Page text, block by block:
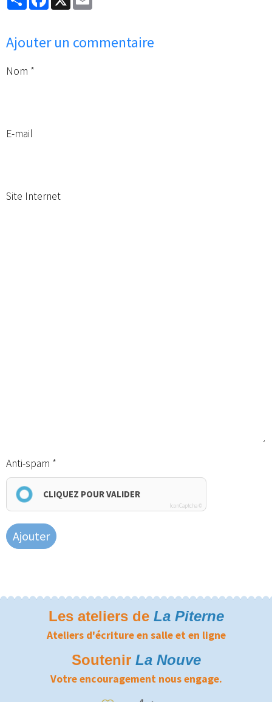
Ajouter un commentaire
Nom
E-mail
Site Internet
Anti-spam
CLIQUEZ POUR VALIDER
IconCaptcha ©
Ajouter
Les ateliers de La Piterne
Ateliers d'écriture en salle et en ligne
Soutenir La Nouve
Votre encouragement nous engage.